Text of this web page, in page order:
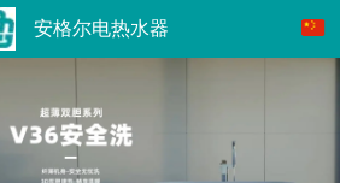
安格尔电热水器